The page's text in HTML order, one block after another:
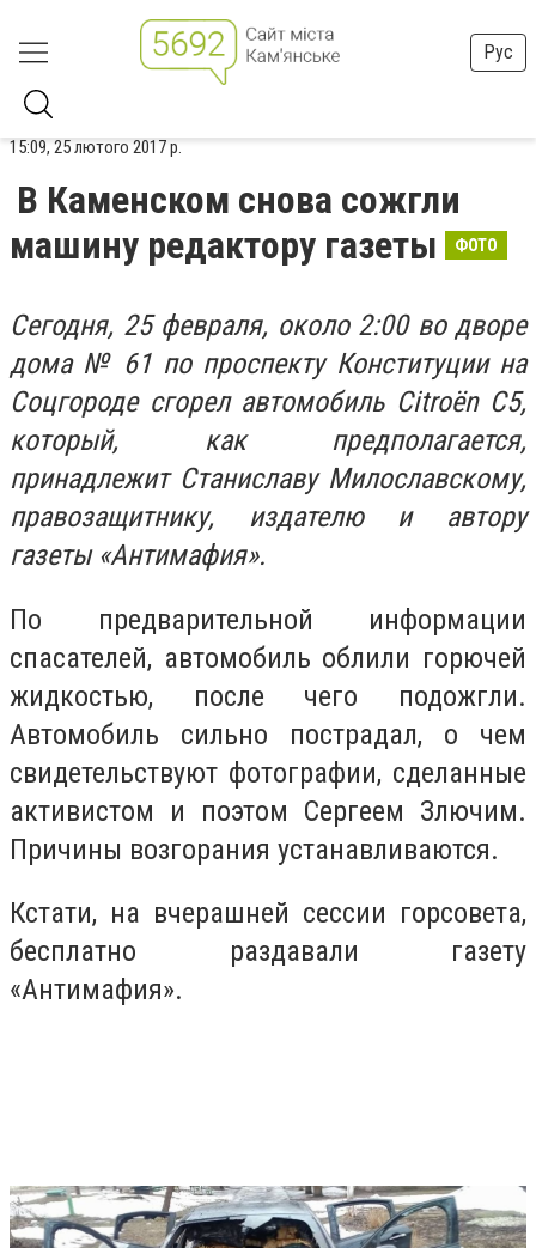
Рус
15:09, 25 лютого 2017 р.
В Каменском снова сожгли
машину редактору газеты
ФОТО
Сегодня, 25 февраля, около 2:00 во дворе
дома № 61 по проспекту Конституции на
Соцгороде сгорел автомобиль Citroën C5,
который, как предполагается,
принадлежит Станиславу Милославскому,
правозащитнику, издателю и автору
газеты «Антимафия».
По предварительной информации
спасателей, автомобиль облили горючей
жидкостью, после чего подожгли.
Автомобиль сильно пострадал, о чем
свидетельствуют фотографии, сделанные
активистом и поэтом Сергеем Злючим.
Причины возгорания устанавливаются.
Кстати, на вчерашней сессии горсовета,
бесплатно раздавали газету
«Антимафия».